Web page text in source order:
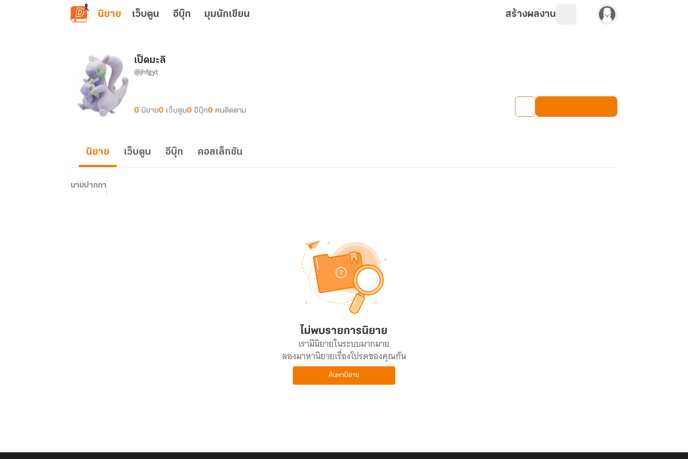
ข้ามไปยังเนื้อหาหลัก
นิยาย เว็บตูน อีบุ๊ก มุมนักเขียน สร้างผลงาน
เป็ดมะลิ
@jhfgyt
0 นิยาย0 เว็บตูน0 อีบุ๊ก0 คนติดตาม
นิยาย เว็บตูน อีบุ๊ก คอลเล็กชัน
นามปากกา
ไม่พบรายการนิยาย
เรามีนิยายในระบบมากมาย
ลองมาหานิยายเรื่องโปรดของคุณกัน
ค้นหานิยาย